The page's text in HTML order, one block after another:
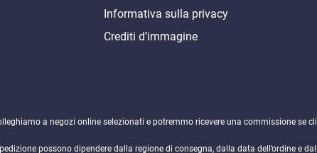
Informativa sulla privacy
Crediti d’immagine
a negozi online selezionati e potremmo ricevere una commissione se
possono dipendere dalla regione di consegna, dalla data dell’ordine